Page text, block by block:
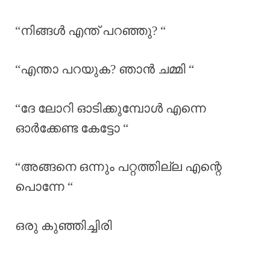
“നിങ്ങൾ എന്ത് പറഞ്ഞു? “
“എന്താ പറയുക? ഞാൻ ചമ്മി “
“ദേ ലോറി ഓടിക്കുമ്പോൾ എന്നെ
ഓർക്കേണ്ട കേട്ടോ “
“അങ്ങനെ ഒന്നും പറ്റത്തില്ല എന്റെ
പൊന്നേ “
ഒരു കുഞ്ഞിച്ചിരി